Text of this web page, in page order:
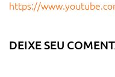
https://
DEIXE SEU